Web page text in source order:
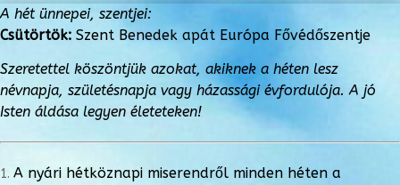
A hét ünnepei, szentjei:
Csütörtök: Szent Benedek apát Európa Fővédőszentje
Szeretettel köszöntjük azokat, akiknek a héten lesz
névnapja, születésnapja vagy házassági évfordulója. A jó
Isten áldása legyen életeteken!
A nyári hétköznapi miserendről minden héten a